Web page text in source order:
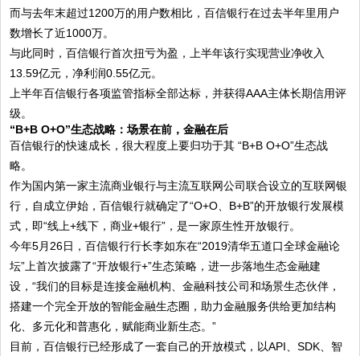
而与去年末超过1200万的用户数相比，百信银行在过去半年里用户
数增长了近1000万。
与此同时，百信银行首次扭亏为盈，上半年该行实现营业净收入
13.59亿元，净利润0.55亿元。
上半年百信银行各项监管指标全部达标，并获得AAA主体长期信用评
级。
“B+B O+O”生态战略：场景在前，金融在后
百信银行的快速成长，很大程度上要归功于其 “B+B O+O”生态战
略。
作为国内第一家主流商业银行与主流互联网公司联合设立的互联网银
行，自成立伊始，百信银行就确定了“O+O、B+B”的开放银行发展模
式，即“线上+线下，商业+银行”，是一家原生性开放银行。
今年5月26日，百信银行行长李如东在“2019清华五道口全球金融论
坛”上首次披露了“开放银行+”生态策略，进一步落地生态金融建
设，“我们的目标是连接金融机构、金融科技公司和场景生态伙伴，
搭建一个完全开放的智能金融生态圈，助力金融服务供给更加结构
化、多元化和普惠化，赋能商业新生态。”
目前，百信银行已经形成了一套自己的开放模式，以API、SDK、智